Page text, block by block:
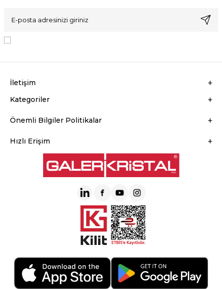
İletişim
Kategoriler
Önemli Bilgiler Politikalar
Hızlı Erişim